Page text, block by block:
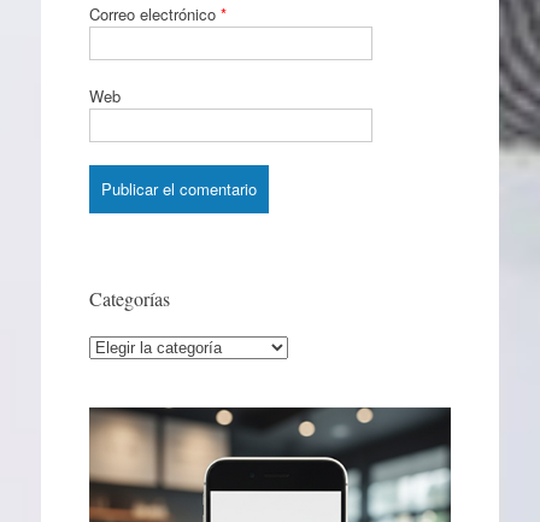
Correo electrónico *
Web
Categorías
Categorías